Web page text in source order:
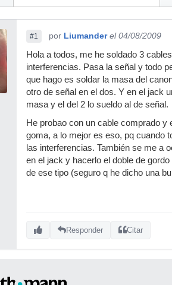
#1 por Liumander el 04/08/2009
Hola a todos, me he soldado 3
interferencias. Pasa la señal y todo
que hago es soldar la masa del
otro de señal en el dos. Y en el jack
masa y el del 2 lo sueldo al de señal.
He probao con un cable comprado
goma, a lo mejor es eso, pq cuando
las interferencias. También se me a
en el jack y hacerlo el doble de
de ese tipo (seguro q he dicho una
Responder Citar